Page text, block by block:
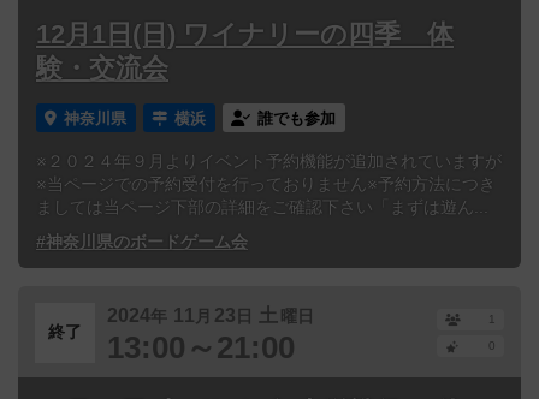
12月1日(日) ワイナリーの四季 体
験・交流会
神奈川県 横浜 誰でも参加
※２０２４年９月よりイベント予約機能が追加されていますが
※当ページでの予約受付を行っておりません※予約方法につき
ましては当ページ下部の詳細をご確認下さい「まずは遊ん...
#神奈川県のボードゲーム会
終了
2024年 11 月 23 日 土 曜日
13:00～21:00
1
0